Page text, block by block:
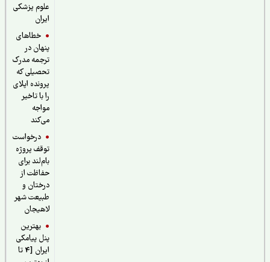
علوم پزشکی
خطاهای
پنهان در
ترجمه مدرک
تحصیلی که
پرونده اپلای
را با تاخیر
درخواست
توقف پروژه
بام‌لند برای
حفاظت از
درختان و
طبیعت شهر
لاهیجان
بهترین
پنل پیامکی
ایران [4 تا